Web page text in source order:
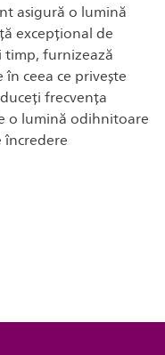
asigură o lumină
excepțional de
timp, furnizează
ceea ce privește
frecvența
o lumină odihnitoare